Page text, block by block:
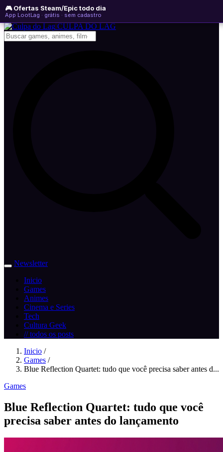
🎮 Ofertas Steam/Epic todo dia
App LootLag · grátis · sem cadastro
sexta-feira, 07 de agosto de 2026
Newsletter
CULPA DO LAG
Newsletter
Inicio
Games
Animes
Cinema e Series
Tech
Cultura Geek
// todos os posts
Inicio /
Games /
Blue Reflection Quartet: tudo que você precisa saber antes d...
Games
Blue Reflection Quartet: tudo que você
precisa saber antes do lançamento